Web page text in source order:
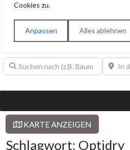
Cookies zu.
Anpassen Alles ablehnen
Sie finden hier nur
PLATIN, GOLD, SILBER,
Qualitätssiegel" ausgezeichnet
Suchen nach (z.B. Baumeister oderIn der
KARTE ANZEIGEN
Schlagwort: Optidry